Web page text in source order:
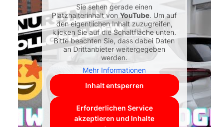
Sie sehen gerade einen
Platzhalterinhalt vonYouTube. Um auf
den eigentlichen Inhalt zuzugreifen,
klicken Sie auf die Schaltfläche unten.
Bitte beachten Sie, dass dabei Daten
an Drittanbieter weitergegeben
werden.
Mehr Informationen
Inhalt entsperren
Erforderlichen Service
akzeptieren und Inhalte